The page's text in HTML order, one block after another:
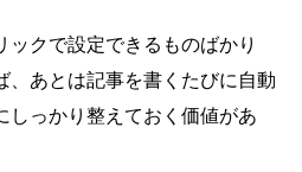
ックで設定できるものばかり
、あとは記事を書くたびに自動
しっかり整えておく価値があ